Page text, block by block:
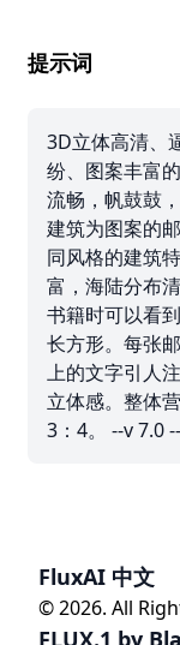
提示词
3D立体高清、
纷、图案丰富
流畅，帆鼓鼓
建筑为图案的
同风格的建筑
富，海陆分布
书籍时可以看
长方形。每张
上的文字引人
立体感。整体
3：4。 --v 7.0
FluxAI 中文
© 2026. All
FLUX.1 by